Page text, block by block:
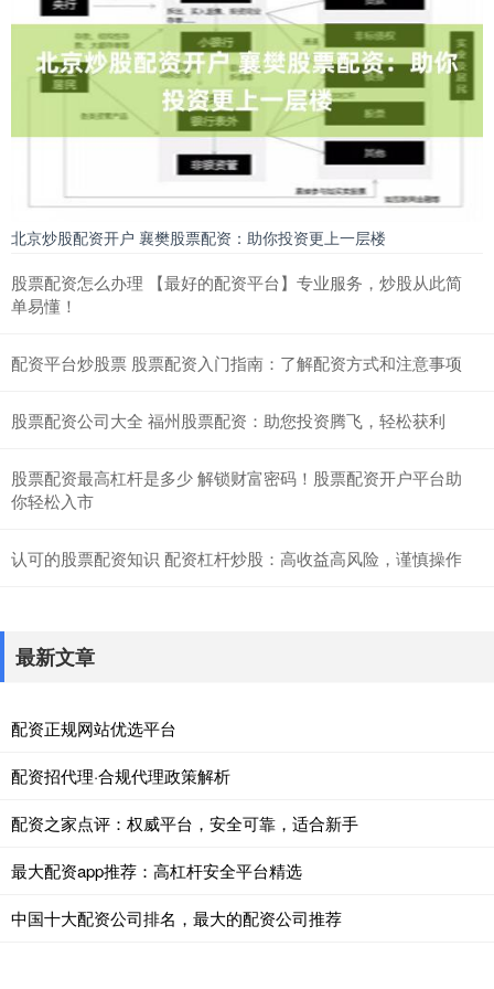
北京炒股配资开户 襄樊股票配资：助你投资更上一层楼
股票配资怎么办理 【最好的配资平台】专业服务，炒股从此简
单易懂！
配资平台炒股票 股票配资入门指南：了解配资方式和注意事项
股票配资公司大全 福州股票配资：助您投资腾飞，轻松获利
股票配资最高杠杆是多少 解锁财富密码！股票配资开户平台助
你轻松入市
认可的股票配资知识 配资杠杆炒股：高收益高风险，谨慎操作
最新文章
配资正规网站优选平台
配资招代理·合规代理政策解析
配资之家点评：权威平台，安全可靠，适合新手
最大配资app推荐：高杠杆安全平台精选
中国十大配资公司排名，最大的配资公司推荐